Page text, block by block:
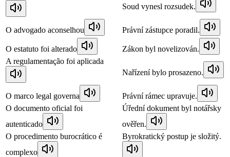
Soud vynesl rozsudek.
O advogado aconselhou Právní zástupce poradil.
O estatuto foi alterado
Zákon byl novelizován.
A regulamentação foi aplicada
Nařízení bylo prosazeno.
O marco legal governa
Právní rámec upravuje.
O documento oficial foi
autenticado
Úřední dokument byl notářsky
ověřen.
O procedimento burocrático é
complexo
Byrokratický postup je složitý.